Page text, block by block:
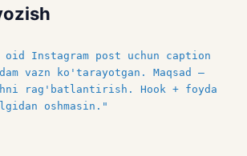
Instagram post uchun caption
vazn ko'tarayotgan. Maqsad —
rag'batlantirish. Hook + foyda
oshmasin."